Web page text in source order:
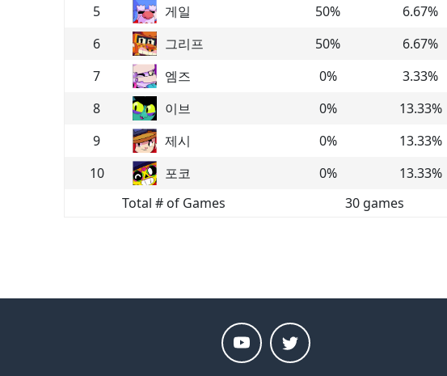
5
게일 50% 6.67%
6
그리프 50% 6.67%
7
엠즈 0% 3.33%
8
이브 0% 13.33%
9
제시 0% 13.33%
10
포코 0% 13.33%
Total # of Games
30 games